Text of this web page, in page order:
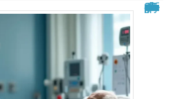
Analyse de situation IFSI : exemple pratique et guide complet